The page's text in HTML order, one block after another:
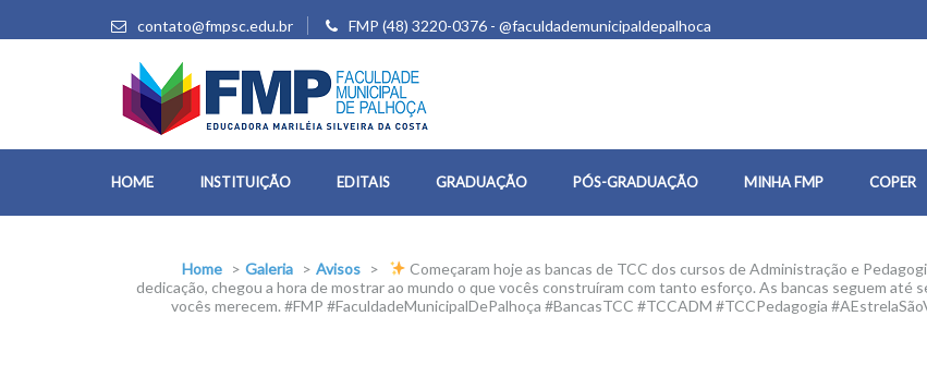
contato@fmpsc.edu.br FMP (48) 3220-0376 - @faculdademunicipaldepalhoca
HOME INSTITUIÇÃO EDITAIS GRADUAÇÃO PÓS-GRADUAÇÃO MINHA FMP COPER
Home > Galeria > Avisos >
Começaram hoje as bancas de TCC dos cursos de Administração e
dedicação, chegou a hora de mostrar ao mundo o que vocês construíram com tanto esforço. As bancas seguem até
vocês merecem. #FMP #FaculdadeMunicipalDePalhoça #BancasTCC #TCCADM #TCCPedagogia